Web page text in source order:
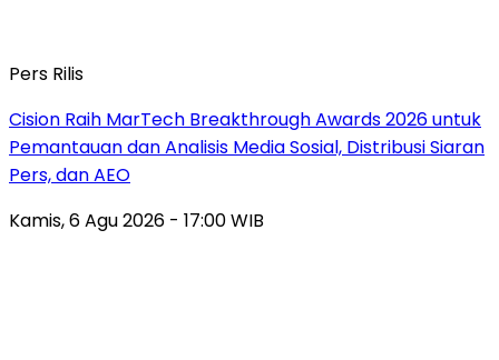
Pers Rilis
Cision Raih MarTech Breakthrough Awards 2026 untuk
Pemantauan dan Analisis Media Sosial, Distribusi Siaran
Pers, dan AEO
Kamis, 6 Agu 2026 - 17:00 WIB